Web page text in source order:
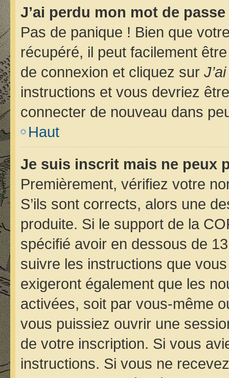
J’ai perdu mon mot de
Pas de panique ! Bien que
récupéré, il peut facilement
de connexion et cliquez sur
instructions et vous devriez
connecter de nouveau dans
Haut
Je suis inscrit mais ne peux
Premièrement, vérifiez votre
S’ils sont corrects, alors une
produite. Si le support de la
spécifié avoir en dessous de
suivre les instructions que
exigeront également que les
activées, soit par vous-même
vous puissiez ouvrir une
de votre inscription. Si vous
instructions. Si vous ne